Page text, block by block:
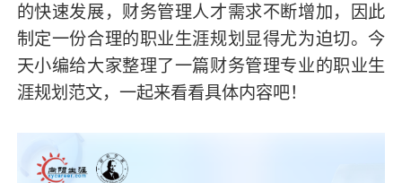
的快速发展，财务管理人才需求不断增加，因此
制定一份合理的职业生涯规划显得尤为迫切。今
天小编给大家整理了一篇财务管理专业的职业生
涯规划范文，一起来看看具体内容吧！